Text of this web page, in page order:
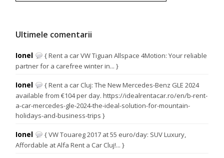
Ultimele comentarii
Ionel
{ Rent a car VW Tiguan Allspace 4Motion: Your reliable
partner for a carefree winter in... }
Ionel
{ Rent a car Cluj: The New Mercedes-Benz GLE 2024
available from €104 per day. https://idealrentacar.ro/en/b-rent-
a-car-mercedes-gle-2024-the-ideal-solution-for-mountain-
holidays-and-business-trips }
Ionel
{ VW Touareg 2017 at 55 euro/day: SUV Luxury,
Affordable at Alfa Rent a Car Cluj!... }